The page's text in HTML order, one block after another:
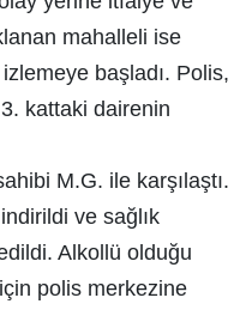
mahalleli ise
başladı. Polis,
kattaki dairenin
M.G. ile karşılaştı.
ve sağlık
Alkollü olduğu
polis merkezine